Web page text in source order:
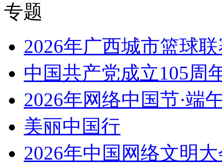
专题
2026年广西城市篮球
中国共产党成立105周
2026年网络中国节·端
美丽中国行
2026年中国网络文明